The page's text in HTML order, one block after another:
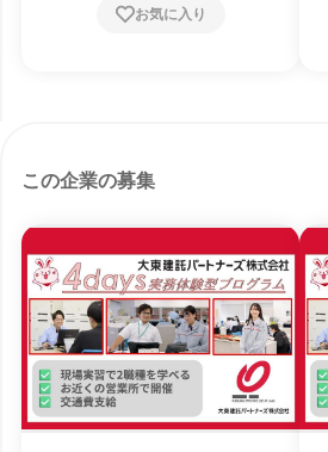
お気に入り
この企業の募集